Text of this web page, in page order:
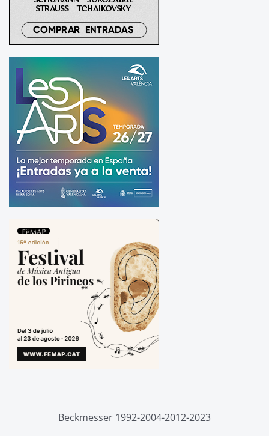
Beckmesser 1992-2004-2012-2023